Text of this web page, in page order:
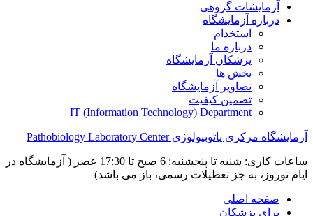
آزمایشات گروهی
درباره آزمایشگاه
استخدام
درباره ما
پزشکان آزمایشگاه
بخش ها
تصاویر آزمایشگاه
تضمین کیفیت
IT (Information Technology) Department
آزمایشگاه مرکزی پاتوبیولوژی Pathobiology Laboratory Center
ساعات کاری: شنبه تا پنجشنبه: 6 صبح تا 17:30 عصر ( آزمایشگاه در
ایام نوروز، به جز تعطیلات رسمی، باز می باشد)
صفحه اصلی
برای پزشکان